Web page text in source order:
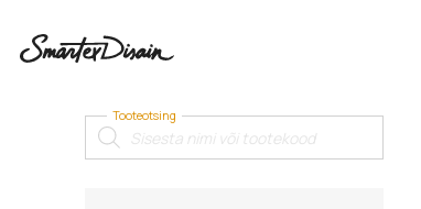
Tooteotsing
Products
search